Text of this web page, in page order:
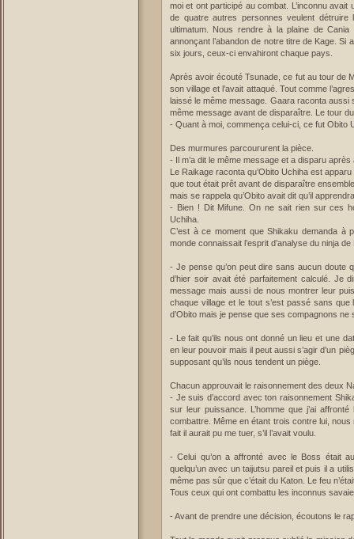
moi et ont participé au combat. L’inconnu
de quatre autres personnes veulent
ultimatum. Nous rendre à la plaine de
annonçant l’abandon de notre titre de Kage.
six jours, ceux-ci envahiront chaque pays.
Après avoir écouté Tsunade, ce fut au tour de
son village et l’avait attaqué. Tout comme
laissé le même message. Gaara raconta aussi
même message avant de disparaître. Le tour
- Quant à moi, commença celui-ci, ce fut Obito
Des murmures parcoururent la pièce.
- Il m’a dit le même message et a disparu
Le Raikage raconta qu’Obito Uchiha est
que tout était prêt avant de disparaître
mais se rappela qu’Obito avait dit qu’il
- Bien ! Dit Mifune. On ne sait rien sur ces
Uchiha.
C’est à ce moment que Shikaku demanda à
monde connaissait l’esprit d’analyse du ninja de
- Je pense qu’on peut dire sans aucun doute
d’hier soir avait été parfaitement calculé. Je
message mais aussi de nous montrer leur
chaque village et le tout s’est passé sans que
d’Obito mais je pense que ses compagnons
- Le fait qu’ils nous ont donné un lieu et une
en leur pouvoir mais il peut aussi s’agir d’un
supposant qu’ils nous tendent un piège.
Chacun approuvait le raisonnement des deux
- Je suis d’accord avec ton raisonnement
sur leur puissance. L’homme que j’ai
combattre. Même en étant trois contre lui, nous
fait il aurait pu me tuer, s’il l’avait voulu.
- Celui qu’on a affronté avec le Boss était
quelqu’un avec un taijutsu pareil et puis il a
même pas sûr que c’était du Katon. Le feu
Tous ceux qui ont combattu les inconnus
- Avant de prendre une décision, écoutons le